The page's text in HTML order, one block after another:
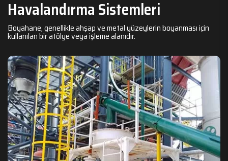
Havalandırma Sistemleri
Boyahane, genellikle ahşap ve metal yüzeylerin boyanması için
kullanılan bir atölye veya işleme alanıdır.